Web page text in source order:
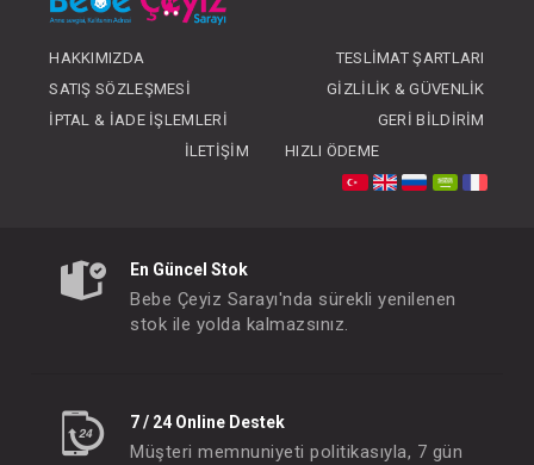
Zıbın Takımı...5li Ethnıc Style
FIYATLARI GÖRMEK IÇIN ÜYE
OLUNUZ
HAKKIMIZDA
TESLIMAT ŞARTLARI
SATIŞ SÖZLEŞMESI
GIZLILIK & GÜVENLIK
İPTAL & İADE İŞLEMLERI
GERI BILDIRIM
İLETIŞIM
HIZLI ÖDEME
En Güncel Stok
Bebe Çeyiz Sarayı'nda sürekli yenilenen
stok ile yolda kalmazsınız.
7 / 24 Online Destek
Müşteri memnuniyeti politikasıyla, 7 gün